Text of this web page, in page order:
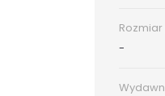
Rozmiar
-